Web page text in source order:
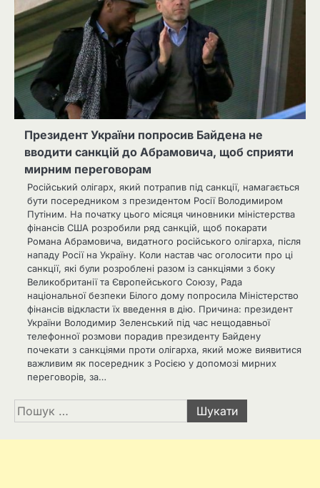
Президент України попросив Байдена не
вводити санкцій до Абрамовича, щоб сприяти
мирним переговорам
Російський олігарх, який потрапив під санкції, намагається
бути посередником з президентом Росії Володимиром
Путіним. На початку цього місяця чиновники міністерства
фінансів США розробили ряд санкцій, щоб покарати
Романа Абрамовича, видатного російського олігарха, після
нападу Росії на Україну. Коли настав час оголосити про ці
санкції, які були розроблені разом із санкціями з боку
Великобританії та Європейського Союзу, Рада
національної безпеки Білого дому попросила Міністерство
фінансів відкласти їх введення в дію. Причина: президент
України Володимир Зеленський під час нещодавньої
телефонної розмови порадив президенту Байдену
почекати з санкціями проти олігарха, який може виявитися
важливим як посередник з Росією у допомозі мирних
переговорів, за…
Пошук: